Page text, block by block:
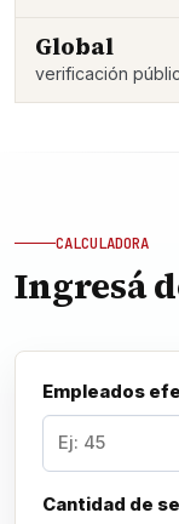
Global
verificación
CALCULADORA
Ingresá
Empleados
Cantidad de